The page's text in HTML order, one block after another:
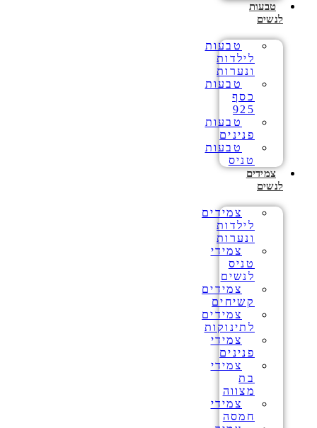
טבעות
לנשים
טבעות
לילדות
ונערות
טבעות
כסף
925
טבעות
פנינים
טבעות
טניס
צמידים
לנשים
צמידים
לילדות
ונערות
צמידי
טניס
לנשים
צמידים
קשיחים
צמידים
לתינוקות
צמידי
פנינים
צמידי
בת
מצווה
צמידי
חמסה